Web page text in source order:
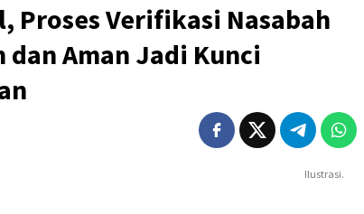
Proses Verifikasi Nasabah
dan Aman Jadi Kunci
Ilustrasi.